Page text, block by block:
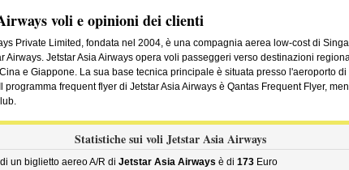
voli e opinioni dei clienti
Private Limited, fondata nel 2004, è una compagnia aerea low-cost di
Airways. Jetstar Asia Airways opera voli passeggeri verso destinazioni
e Giappone. La sua base tecnica principale è situata presso l'aeroporto
programma frequent flyer di Jetstar Asia Airways è Qantas Frequent Flyer,
Statistiche sui voli Jetstar Asia Airways
un biglietto aereo A/R di Jetstar Asia Airways è di 173Euro